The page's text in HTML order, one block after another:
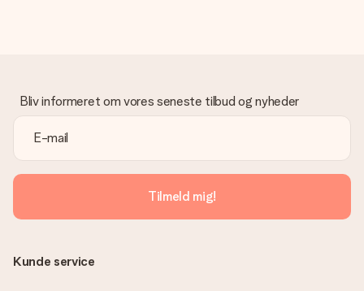
venligst vores kundeservice, de hjælper gerne med at finde en
passende løsning.
Er fakturaen sendt sammen med ordren?
Ingen faktura sendes med din ordre. Du modtager altid
fakturaen i bekræftelsesemailen, og du kan altid finde den i din
MySurprise-konto. Det betyder at du kan få gaven leveret
direkte til modtageren, hvilket gør det til en sand
overraskelse!
Bliv informeret om vores seneste tilbud og nyheder
Tilmeld mig!
Kunde service